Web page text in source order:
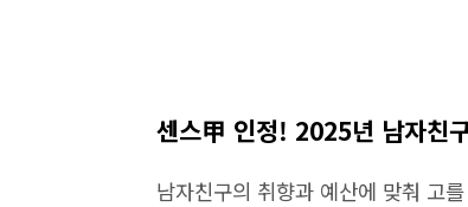
센스甲 인정! 2025년 남자친
남자친구의 취향과 예산에 맞춰 고